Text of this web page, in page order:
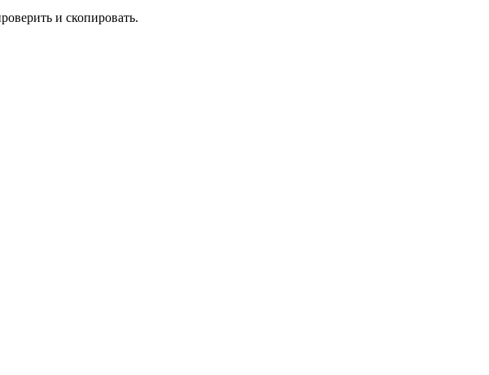
и скопировать.